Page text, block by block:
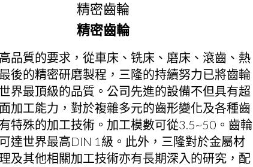
精密齒輪
精密齒輪
品質的要求，從車床、铣床、磨床、滾齒、熱
後的精密研磨製程，三隆的持續努力已將齒輪
界最頂級的品質。公司先進的設備不但具有超
加工能力，對於複雜多元的齒形變化及各種齒
特殊的加工技術。加工模數可從3.5~50。齒輪
達世界最高DIN 1級。此外，三隆對於金屬材
及其他相關加工技術亦有長期深入的研究，配